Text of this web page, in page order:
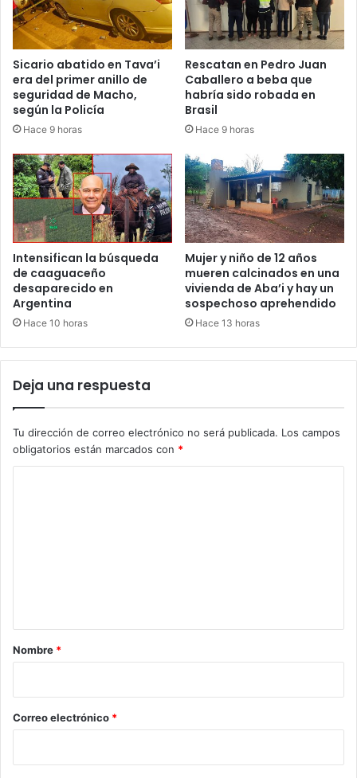
Sicario abatido en Tava’i
era del primer anillo de
seguridad de Macho,
según la Policía
Hace 9 horas
Rescatan en Pedro Juan
Caballero a beba que
habría sido robada en
Brasil
Hace 9 horas
Intensifican la búsqueda
de caaguaceño
desaparecido en
Argentina
Hace 10 horas
Mujer y niño de 12 años
mueren calcinados en una
vivienda de Aba’i y hay un
sospechoso aprehendido
Hace 13 horas
Deja una respuesta
Tu dirección de correo electrónico no será publicada. Los campos
obligatorios están marcados con *
r
*
Nombre *
Correo electrónico *